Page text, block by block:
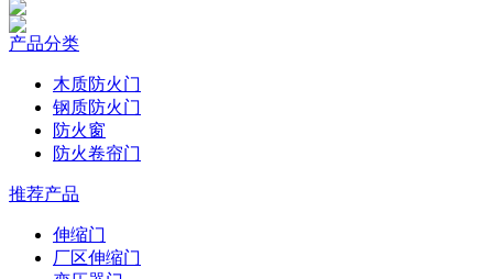
产品分类
木质防火门
钢质防火门
防火窗
防火卷帘门
推荐产品
伸缩门
厂区伸缩门